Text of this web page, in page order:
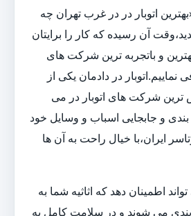
اتوبار در در غرب تهران چه
آن رسیده که کار را برایتان
و باتجربه ترین شرکت های
نماییم.اتوبار در دادمان یکی از
شرکت های اتوبار در می
بندی و جابجایی اسباب و وسایل خود
ایران،با خیال راحت به آن ها
اطمینان دهد که اثاثیه شما به
می شوند و در سلامت کامل به